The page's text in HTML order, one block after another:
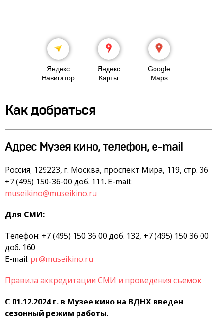
Яндекс
Навигатор
Яндекс
Карты
Google
Maps
Как добраться
Адрес Музея кино, телефон, e-mail
Россия, 129223, г. Москва, проспект Мира, 119, стр. 36
+7 (495) 150-36-00 доб. 111. E-mail:
museikino@museikino.ru
Для СМИ:
Телефон: +7 (495) 150 36 00 доб. 132, +7 (495) 150 36 00
доб. 160
E-mail: pr@museikino.ru
Правила аккредитации СМИ и проведения съемок
С 01.12.2024 г. в Музее кино на ВДНХ введен
сезонный режим работы.